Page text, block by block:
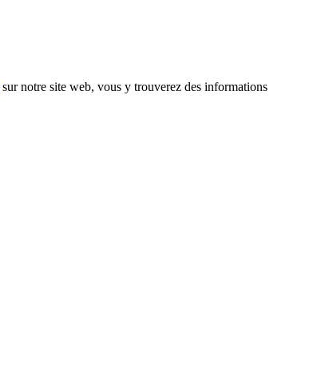
sur notre site web, vous y trouverez des informations